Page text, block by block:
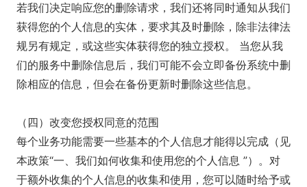
若我们决定响应您的删除请求，我们还将同时通知从我们
获得您的个人信息的实体，要求其及时删除，除非法律法
规另有规定，或这些实体获得您的独立授权。 当您从我
们的服务中删除信息后，我们可能不会立即备份系统中删
除相应的信息，但会在备份更新时删除这些信息。
（四）改变您授权同意的范围
每个业务功能需要一些基本的个人信息才能得以完成（见
本政策“一、我们如何收集和使用您的个人信息 ”）。对
于额外收集的个人信息的收集和使用，您可以随时给予或